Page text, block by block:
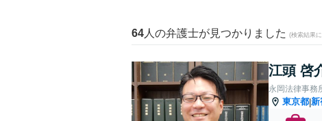
64 人の弁護士が見つかりました (検索結果
江頭 啓
永岡法律事務
東京都|新